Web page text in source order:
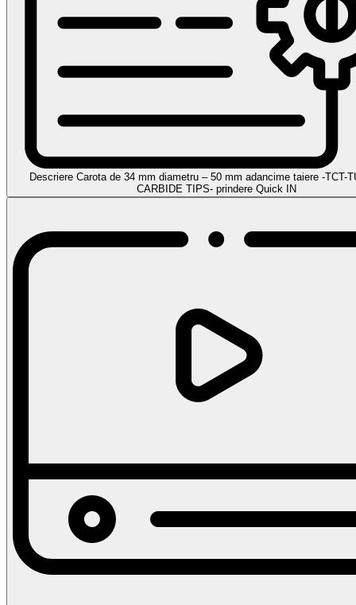
Descriere Carota de 34 mm diametru – 50 mm adancime taiere -TCT-
CARBIDE TIPS- prindere Quick IN